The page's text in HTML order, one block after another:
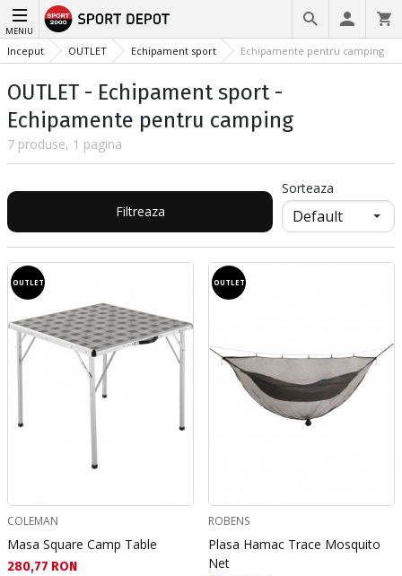
MENIU
Inceput OUTLET Echipament sport Echipamente pentru camping
OUTLET - Echipament sport -
Echipamente pentru camping
7 produse, 1 pagina
Filtreaza
Sorteaza
OUTLET
COLEMAN
Masa Square Camp Table
Текуща цена:
280,77 RON
OUTLET
ROBENS
Plasa Hamac Trace Mosquito
Net